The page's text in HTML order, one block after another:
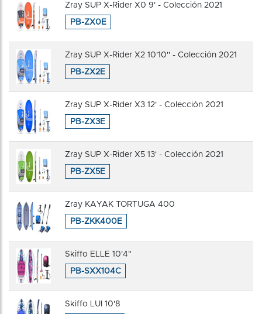
Zray SUP X-Rider X0 9' - Colección 2021
PB-ZX0E
Zray SUP X-Rider X2 10'10'' - Colección 2021
PB-ZX2E
Zray SUP X-Rider X3 12' - Colección 2021
PB-ZX3E
Zray SUP X-Rider X5 13' - Colección 2021
PB-ZX5E
Zray KAYAK TORTUGA 400
PB-ZKK400E
Skiffo ELLE 10'4"
PB-SXX104C
Skiffo LUI 10'8